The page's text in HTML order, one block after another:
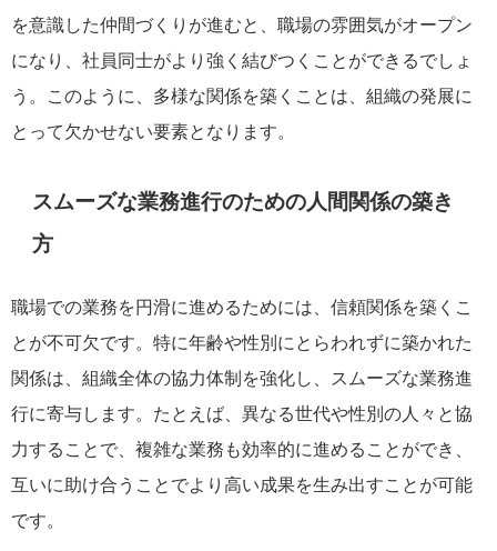
を意識した仲間づくりが進むと、職場の雰囲気がオープン
になり、社員同士がより強く結びつくことができるでしょ
う。このように、多様な関係を築くことは、組織の発展に
とって欠かせない要素となります。
スムーズな業務進行のための人間関係の築き
方
職場での業務を円滑に進めるためには、信頼関係を築くこ
とが不可欠です。特に年齢や性別にとらわれずに築かれた
関係は、組織全体の協力体制を強化し、スムーズな業務進
行に寄与します。たとえば、異なる世代や性別の人々と協
力することで、複雑な業務も効率的に進めることができ、
互いに助け合うことでより高い成果を生み出すことが可能
です。